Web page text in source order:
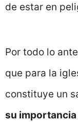
de estar en
Por todo lo
que para la
constituye un
su importancia